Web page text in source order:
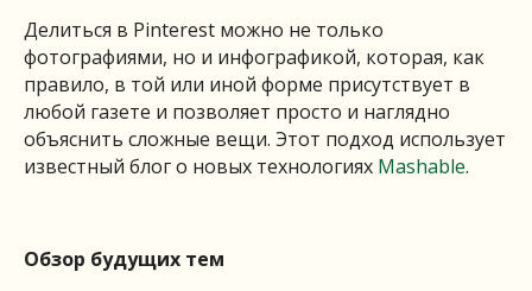
Делиться в Pinterest можно не только
фотографиями, но и инфографикой, которая, как
правило, в той или иной форме присутствует в
любой газете и позволяет просто и наглядно
объяснить сложные вещи. Этот подход использует
известный блог о новых технологиях Mashable.
Обзор будущих тем